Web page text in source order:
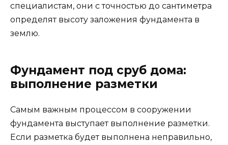
специалистам, они с точностью до сантиметра
определят высоту заложения фундамента в
землю.
Фундамент под сруб дома:
выполнение разметки
Самым важным процессом в сооружении
фундамента выступает выполнение разметки.
Если разметка будет выполнена неправильно,